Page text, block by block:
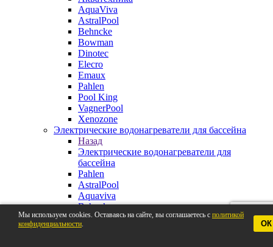
AquaViva
AstralPool
Behncke
Bowman
Dinotec
Elecro
Emaux
Pahlen
Pool King
VagnerPool
Xenozone
Электрические водонагреватели для бассейна
Назад
Электрические водонагреватели для
бассейна
Pahlen
AstralPool
Aquaviva
Behncke
BestWay
Elecro
Мы используем cookies. Оставаясь на сайте, вы соглашаетесь с политикой
конфиденциальности. ОК